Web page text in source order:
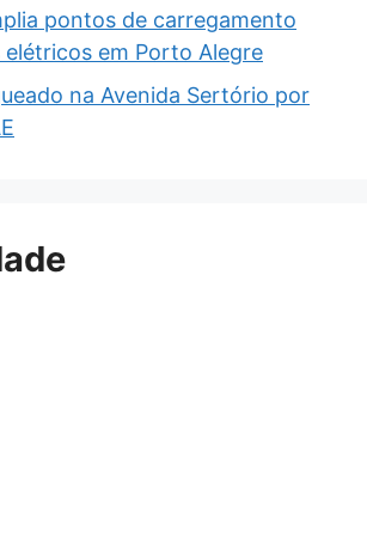
pontos de carregamento
elétricos em Porto Alegre
na Avenida Sertório por